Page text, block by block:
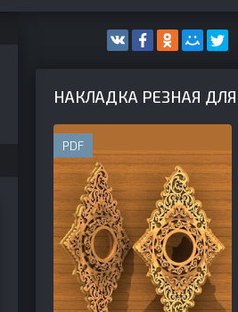
НАКЛАДКА РЕЗНАЯ
PDF